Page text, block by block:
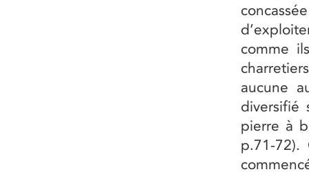
comme
aucune
diversifié
pierre à
p.71-